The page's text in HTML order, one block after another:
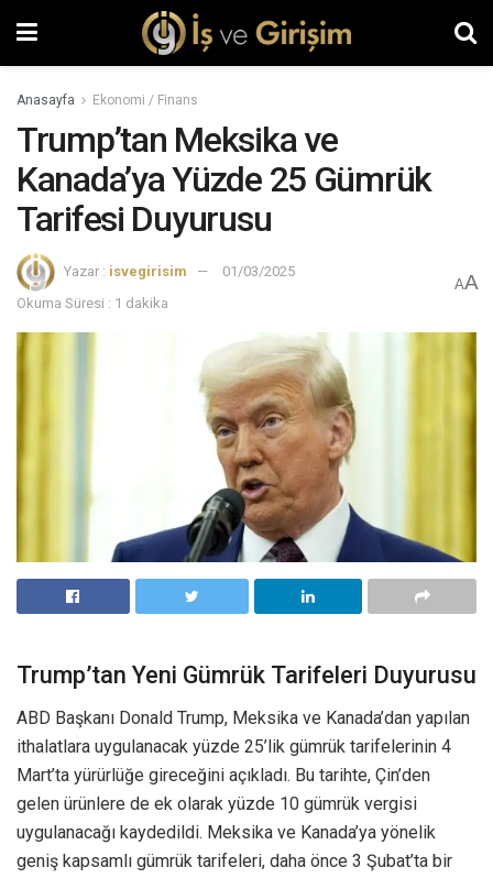
Anasayfa Ekonomi / Finans
Trump’tan Meksika ve
Kanada’ya Yüzde 25 Gümrük
Tarifesi Duyurusu
Yazar : isvegirisim
01/03/2025
Okuma Süresi : 1 dakika
AA
Trump’tan Yeni Gümrük Tarifeleri Duyurusu
ABD Başkanı Donald Trump, Meksika ve Kanada’dan yapılan
ithalatlara uygulanacak yüzde 25’lik gümrük tarifelerinin 4
Mart’ta yürürlüğe gireceğini açıkladı. Bu tarihte, Çin’den
gelen ürünlere de ek olarak yüzde 10 gümrük vergisi
uygulanacağı kaydedildi. Meksika ve Kanada’ya yönelik
geniş kapsamlı gümrük tarifeleri, daha önce 3 Şubat’ta bir